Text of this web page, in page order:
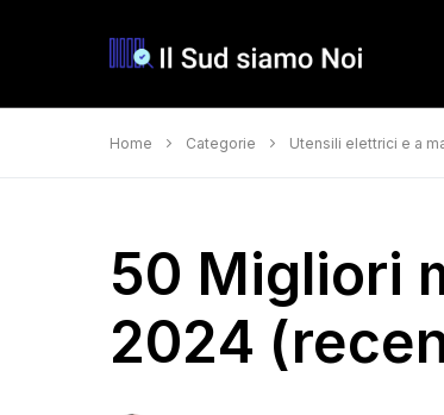
Home Categorie Utensili elettrici e a
50 Migliori
2024